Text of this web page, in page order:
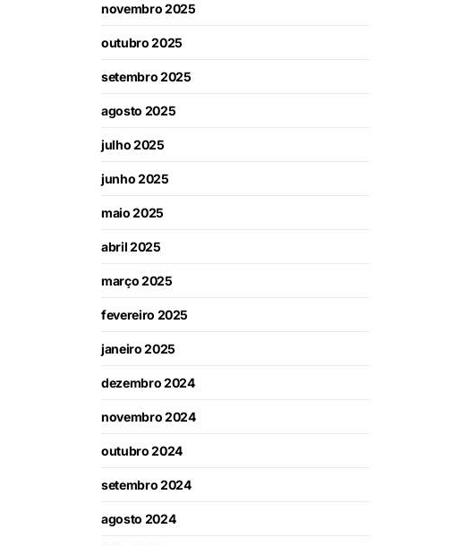
novembro 2025
outubro 2025
setembro 2025
agosto 2025
julho 2025
junho 2025
maio 2025
abril 2025
março 2025
fevereiro 2025
janeiro 2025
dezembro 2024
novembro 2024
outubro 2024
setembro 2024
agosto 2024